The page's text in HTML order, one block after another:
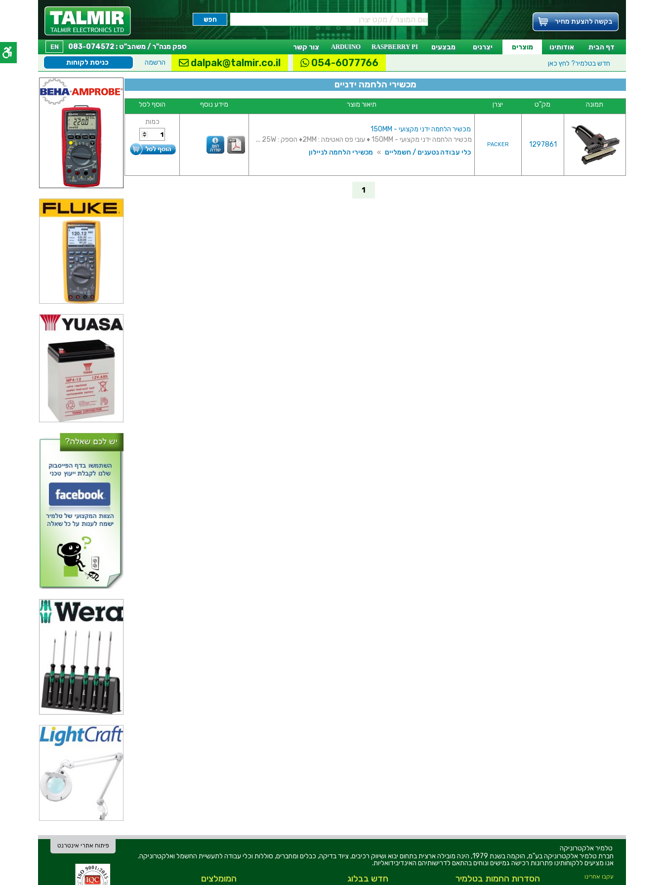
בקשה להצעת מחיר
דף הבית אודותינו מוצרים יצרנים מבצעים RASPBERRY PI
ARDUINO צור קשר EN
ספק מנה"ר / משהב"ט : 083-074572
חדש בטלמיר? לחץ כאן כניסת לקוחות הרשמה dalpak@talmir.co.il 054-6077766
מכשירי הלחמה ידניים
תמונה מק"ט יצרן תיאור מוצר מידע נוסף הוסף לסל
1297861
PACKER
מכשיר הלחמה ידני מקצועי - 150MM
מכשיר הלחמה ידני מקצועי - 150MM ♦ עובי פס האטימה : 2MM♦ הספק : 25W ...
כלי עבודה נטענים / חשמליים » מכשירי הלחמה לניילון
כמות
1
פיתוח אתרי אינטרנט
טלמיר אלקטרוניקה
חברת טלמיר אלקטרוניקה בע"מ, הוקמה בשנת 1979, הינה מובילה ארצית בתחום יבוא ושיווק רכיבים, ציוד בדיקה, כבלים ומחברים, סוללות וכלי עבודה לתעשיית החשמל ואלקטרוניקה.
אנו מציעים ללקוחותינו פתרונות רכישה גמישים ונוחים בהתאם לדרישותיהם האינדיבידואליות.
עקבו אחרינו המומלצים חדש בבלוג הסדרות החמות בטלמיר